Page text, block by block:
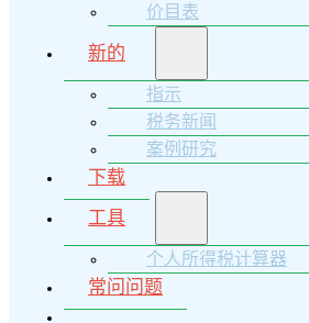
价目表
新的
指示
税务新闻
案例研究
下载
工具
个人所得税计算器
常问问题